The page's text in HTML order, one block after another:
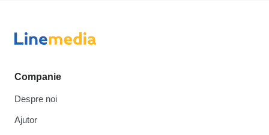
Companie
Despre noi
Ajutor